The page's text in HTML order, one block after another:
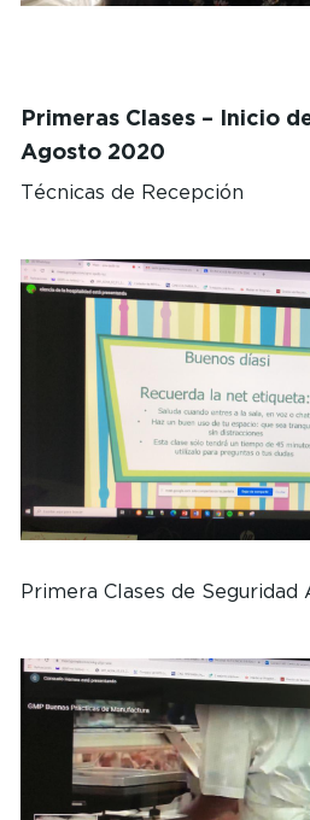
Primeras Clases – Inicio
Agosto 2020
Técnicas de Recepción
Primera Clases de Seguridad